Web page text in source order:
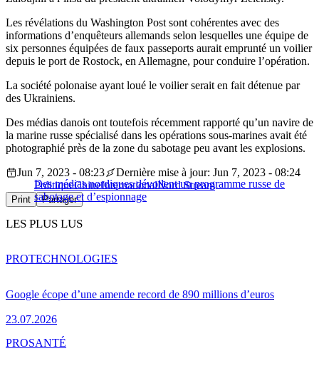
Les révélations du Washington Post sont cohérentes avec des
informations d’enquêteurs allemands selon lesquelles une équipe de
six personnes équipées de faux passeports aurait emprunté un voilier
depuis le port de Rostock, en Allemagne, pour conduire l’opération.
La société polonaise ayant loué le voilier serait en fait détenue par
des Ukrainiens.
Des médias danois ont toutefois récemment rapporté qu’un navire de
la marine russe spécialisé dans les opérations sous-marines avait été
photographié près de la zone du sabotage peu avant les explosions.
Des médias nordiques dévoilent un programme russe de
sabotage et d’espionnage
Jun 7, 2023 - 08:23
Dernière mise à jour: Jun 7, 2023 - 08:24
PolitiqueChineInternationalNord Stream
Print Partager
LES PLUS LUS
Google écope d’une amende record de 890 millions d’euros
23.07.2026
PROTECHNOLOGIES
PROSANTÉ